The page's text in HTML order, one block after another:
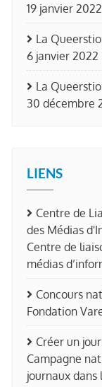
19 janvier 2022
La
6 janvier 2022
La
30 décembre
LIENS
Centre de
des Médias
Centre de
médias
Concours
Fondation
Créer un
Campagne
journaux dans